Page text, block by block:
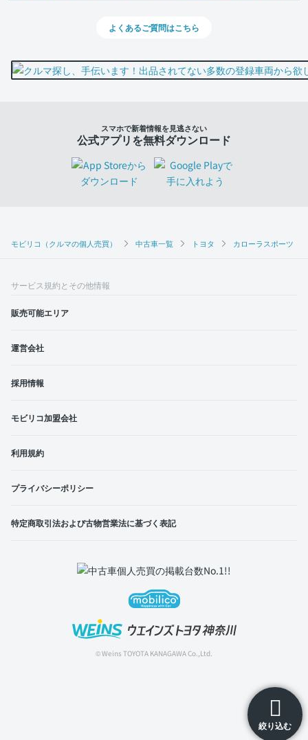
モビリコ（クルマの個人売買） 中古車一覧 トヨタ カローラスポーツ
絞り込む
よくあるご質問はこちら
スマホで新着情報を見逃さない
公式アプリを無料ダウンロード
サービス規約とその他情報
販売可能エリア
運営会社
採用情報
モビリコ加盟会社
利用規約
プライバシーポリシー
特定商取引法および古物営業法に基づく表記
© Weins TOYOTA KANAGAWA Co.,Ltd.